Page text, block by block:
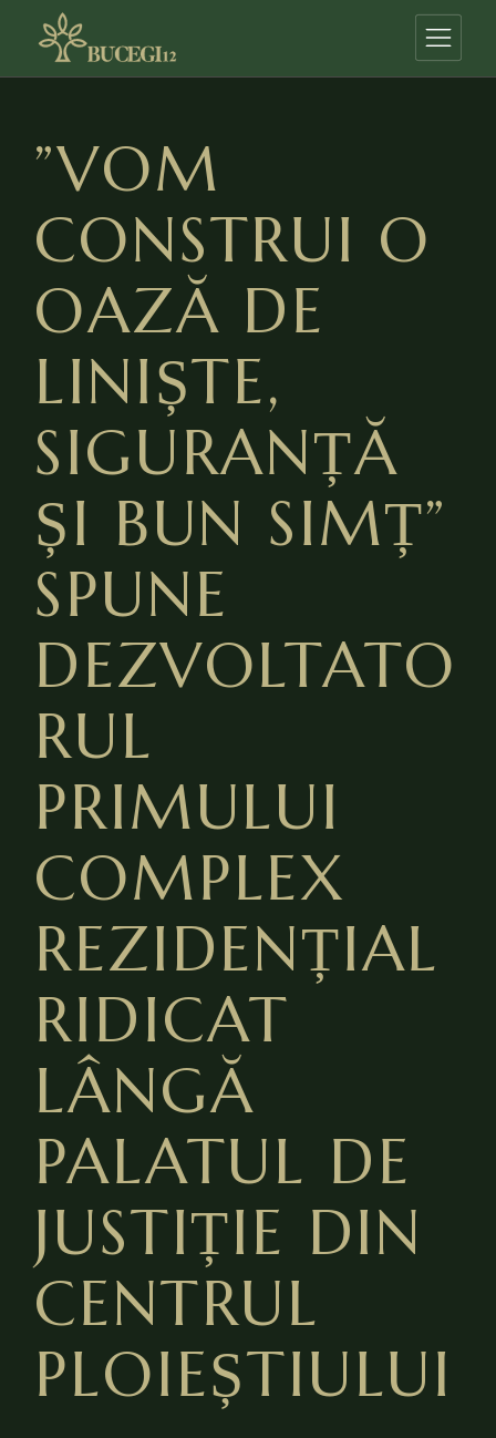
content
”VOM
CONSTRUI O
OAZĂ DE
LINIȘTE,
SIGURANȚĂ
ȘI BUN SIMȚ”
SPUNE
DEZVOLTATO
RUL
PRIMULUI
COMPLEX
REZIDENȚIAL
RIDICAT
LÂNGĂ
PALATUL DE
JUSTIȚIE DIN
CENTRUL
PLOIEȘTIULUI